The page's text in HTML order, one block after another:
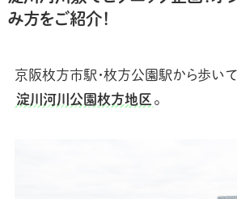
み方をご紹介！
京阪枚方市駅・枚方公園駅から歩いて
淀川河川公園枚方地区 。